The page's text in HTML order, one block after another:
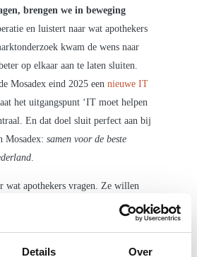
Details Over
brengen we in beweging
en luistert naar wat apothekers
kwam de wens naar
op elkaar aan te laten sluiten.
Mosadex eind 2025 een nieuwe IT
het uitgangspunt ‘IT moet helpen
En dat doel sluit perfect aan bij
Mosadex: samen voor de beste
.
wat apothekers vragen. Ze willen
ze willen een
In de afgelopen maanden hebben